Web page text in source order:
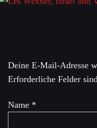
Deine E-Mail-Adresse
Erforderliche Felder
Name *